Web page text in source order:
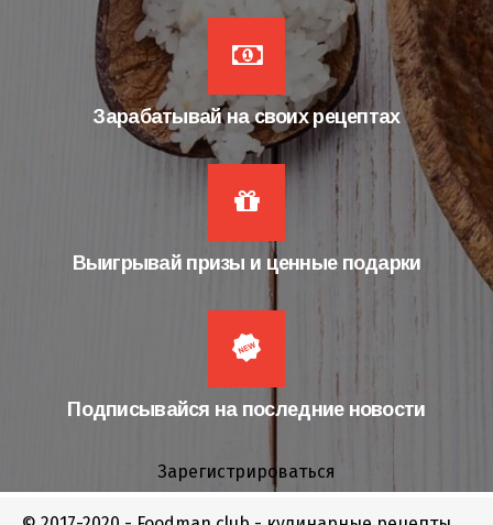
Зарабатывай на своих рецептах
Выигрывай призы и ценные подарки
Подписывайся на последние новости
Зарегистрироваться